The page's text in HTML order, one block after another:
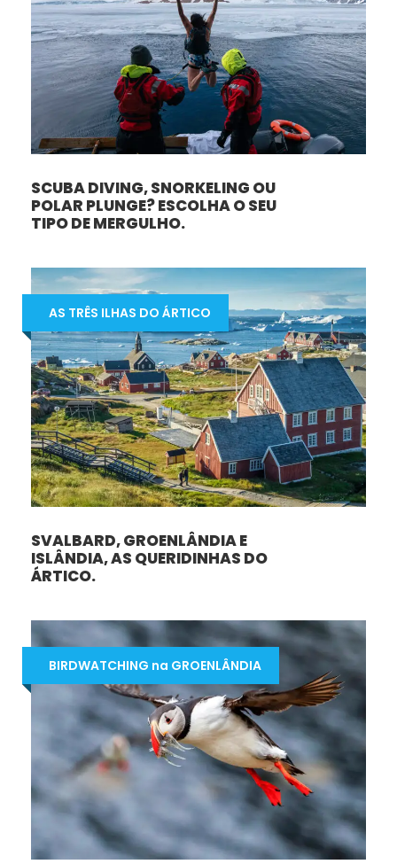
SCUBA DIVING, SNORKELING OU
POLAR PLUNGE? ESCOLHA O SEU
TIPO DE MERGULHO.
AS TRÊS ILHAS DO ÁRTICO
SVALBARD, GROENLÂNDIA E
ISLÂNDIA, AS QUERIDINHAS DO
ÁRTICO.
BIRDWATCHING na GROENLÂNDIA